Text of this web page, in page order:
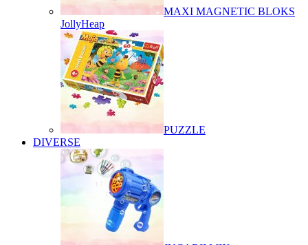
MAXI MAGNETIC BLOKS
JollyHeap
PUZZLE
DIVERSE